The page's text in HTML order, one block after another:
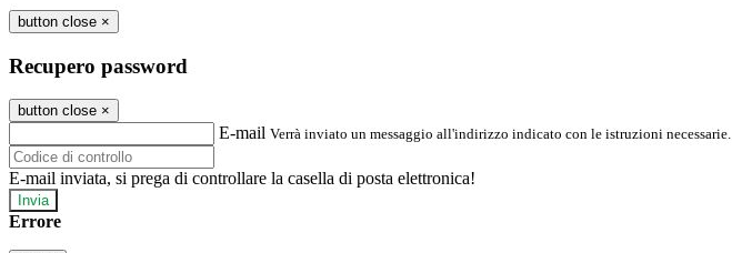
button close ×
Recupero password
button close ×
E-mail Verrà inviato un messaggio all'indirizzo indicato con le istruzioni necessarie.
E-mail inviata, si prega di controllare la casella di posta elettronica!
Errore